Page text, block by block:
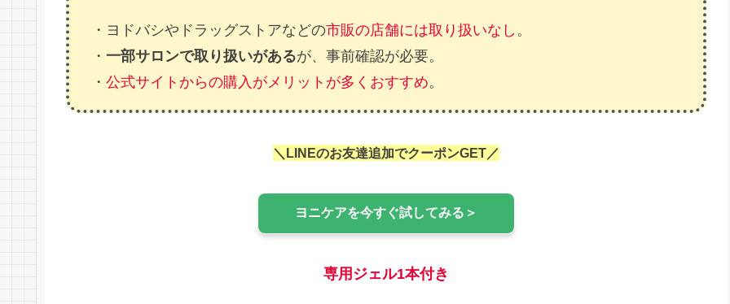
・ヨドバシやドラッグストアなどの市販の店舗には取り扱いなし 。
・ 一部サロンで取り扱いがあるが、事前確認が必要。
・ 公式サイトからの購入がメリットが多くおすすめ。
＼LINEのお友達追加でクーポンGET／
ヨニケアを今すぐ試してみる＞
専用ジェル1本付き